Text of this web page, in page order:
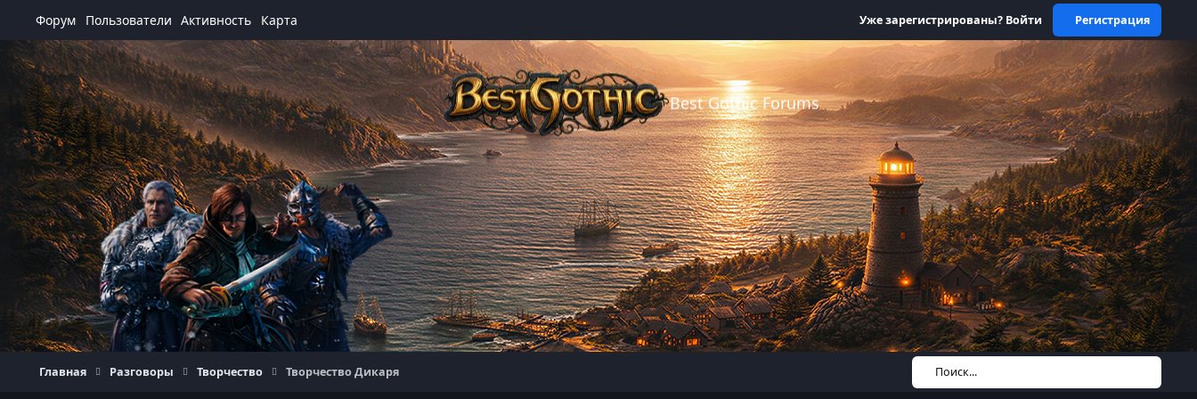
Форум Пользователи Активность Карта Уже зарегистрированы? Войти Регистрация
Best Gothic Forums
Главная Разговоры Творчество Творчество Дикаря Поиск...